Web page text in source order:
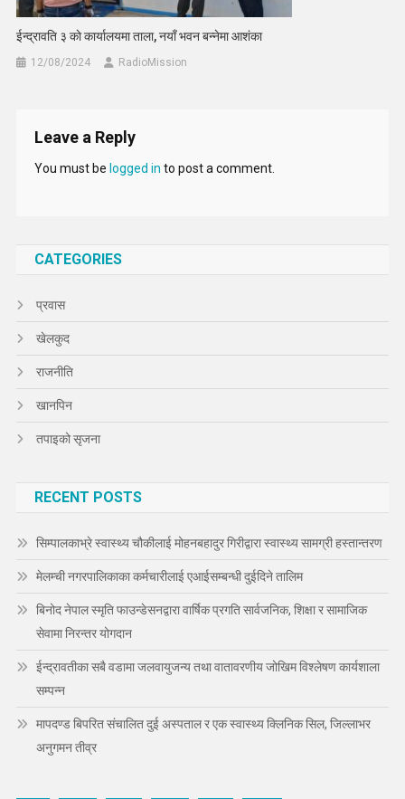
ईन्द्रावति ३ काे कार्यालयमा ताला, नयाँ भवन बन्नेमा आशंका
12/08/2024 RadioMission
Leave a Reply
You must be logged in to post a comment.
CATEGORIES
प्रवास
खेलकुद
राजनीति
खानपिन
तपाइको सृजना
RECENT POSTS
सिम्पालकाभ्रे स्वास्थ्य चौकीलाई मोहनबहादुर गिरीद्वारा स्वास्थ्य सामग्री हस्तान्तरण
मेलम्ची नगरपालिकाका कर्मचारीलाई एआईसम्बन्धी दुईदिने तालिम
बिनोद नेपाल स्मृति फाउन्डेसनद्वारा वार्षिक प्रगति सार्वजनिक, शिक्षा र सामाजिक
सेवामा निरन्तर योगदान
ईन्द्रावतीका सबै वडामा जलवायुजन्य तथा वातावरणीय जोखिम विश्लेषण कार्यशाला
सम्पन्न
मापदण्ड बिपरित संचालित दुई अस्पताल र एक स्वास्थ्य क्लिनिक सिल, जिल्लाभर
अनुगमन तीव्र